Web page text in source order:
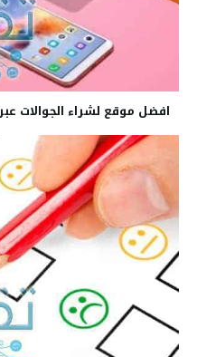
افضل موقع لشراء الجوالات عبر